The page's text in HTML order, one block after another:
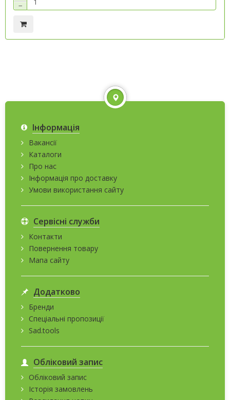
−
Інформація
Вакансії
Каталоги
Про нас
Інформація про доставку
Умови використання сайту
Сервісні служби
Контакти
Повернення товару
Мапа сайту
Додатково
Бренди
Спеціальні пропозиції
Sad.tools
Обліковий запис
Обліковий запис
Історія замовлень